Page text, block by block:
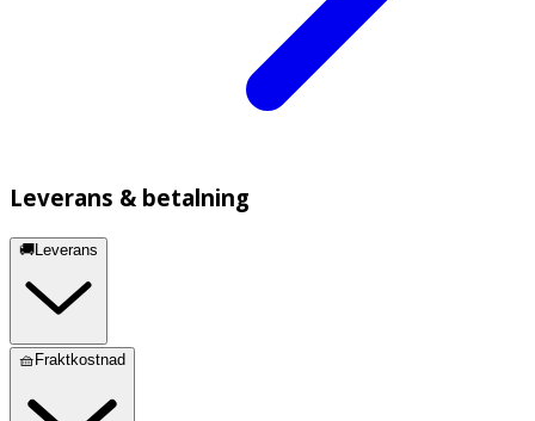
Leverans & betalning
🚚Leverans
🧺Fraktkostnad